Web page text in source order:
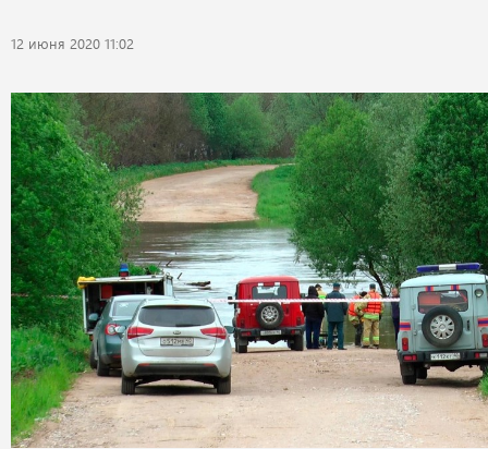
12 июня 2020 11:02